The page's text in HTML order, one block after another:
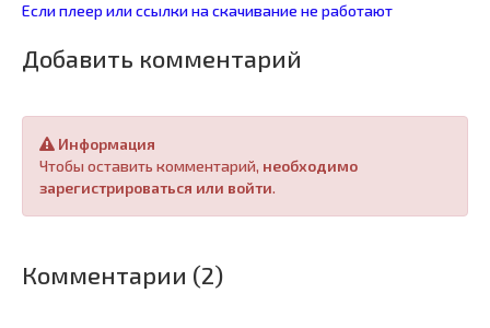
Если плеер или ссылки на скачивание не работают
Добавить комментарий
Информация
Чтобы оставить комментарий, необходимо
зарегистрироваться или войти.
Комментарии (2)